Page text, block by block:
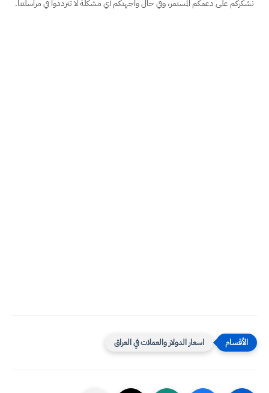
نشكركم على دعمكم المستمر، وفي حال واجهتكم أي مشكلة لا تترددوا في مراسلتنا.
اسعار الدولار والعملات في العراق